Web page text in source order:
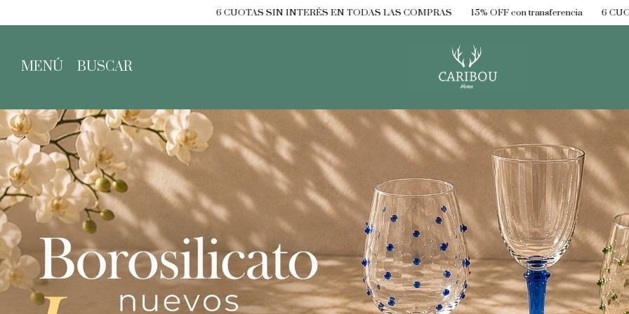
6 CUOTAS SIN INTERÉS EN TODAS LAS COMPRAS 15% OFF con transferencia 6 CUOTAS SIN INTERÉS EN TODAS LAS
MENÚ BUSCAR